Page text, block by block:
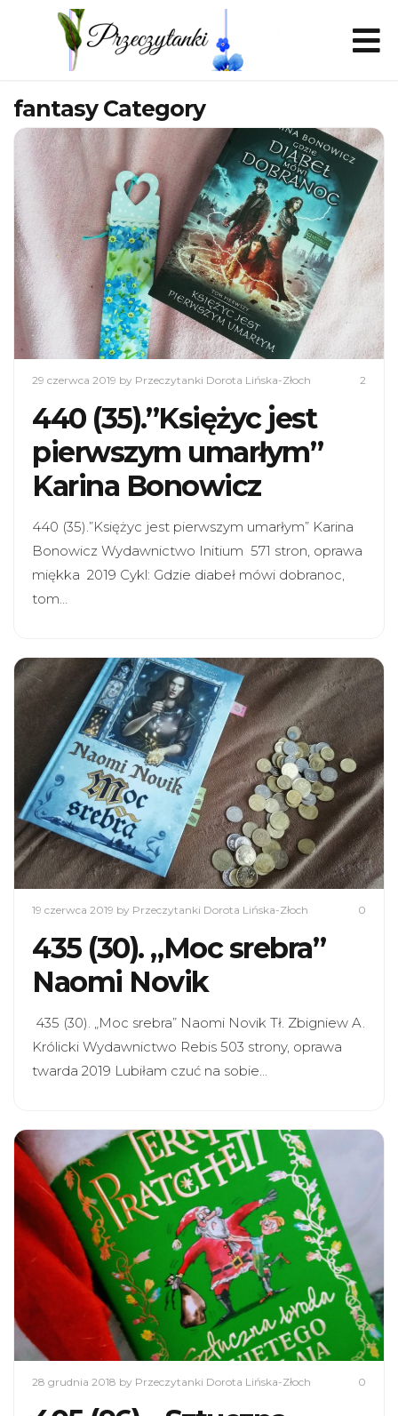
fantasy Category
29 czerwca 2019 by Przeczytanki Dorota Lińska-Złoch 2
440 (35).”Księżyc jest
pierwszym umarłym”
Karina Bonowicz
440 (35).”Księżyc jest pierwszym umarłym” Karina
Bonowicz Wydawnictwo Initium 571 stron, oprawa
miękka 2019 Cykl: Gdzie diabeł mówi dobranoc,
tom…
19 czerwca 2019 by Przeczytanki Dorota Lińska-Złoch 0
435 (30). „Moc srebra”
Naomi Novik
435 (30). „Moc srebra” Naomi Novik Tł. Zbigniew A.
Królicki Wydawnictwo Rebis 503 strony, oprawa
twarda 2019 Lubiłam czuć na sobie…
28 grudnia 2018 by Przeczytanki Dorota Lińska-Złoch 0